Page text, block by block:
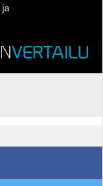
ja